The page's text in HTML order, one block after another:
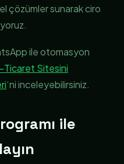
çözümler sunarak ciro
ile otomasyon
Ticaret Sitesini
‘ni inceleyebilirsiniz.
ile